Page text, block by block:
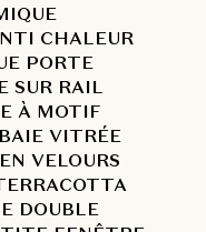
CHALEUR
PORTE
SUR RAIL
À MOTIF
VITRÉE
VELOURS
DOUBLE